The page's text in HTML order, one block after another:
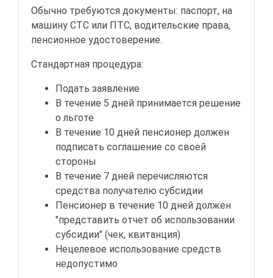
Обычно требуются документы: паспорт, на
машину СТС или ПТС, водительские права,
пенсионное удостоверение.
Стандартная процедура:
Подать заявление
В течение 5 дней принимается решение
о льготе
В течение 10 дней пенсионер должен
подписать соглашение со своей
стороны
В течение 7 дней перечисляются
средства получателю субсидии
Пенсионер в течение 10 дней должен
"представить отчет об использовании
субсидии" (чек, квитанция)
Нецелевое использование средств
недопустимо